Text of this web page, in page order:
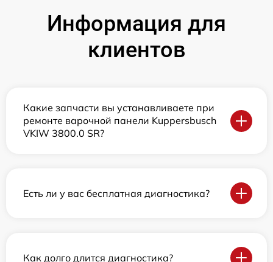
Информация для
клиентов
Какие запчасти вы устанавливаете при
ремонте варочной панели Kuppersbusch
VKIW 3800.0 SR?
Есть ли у вас бесплатная диагностика?
Как долго длится диагностика?